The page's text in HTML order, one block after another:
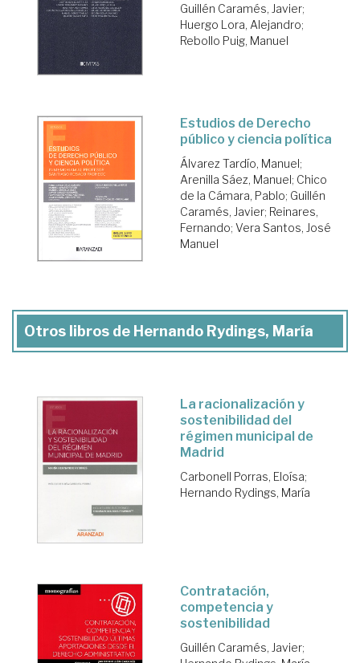
Guillén Caramés, Javier;
Huergo Lora, Alejandro;
Rebollo Puig, Manuel
Estudios de Derecho
público y ciencia política
Álvarez Tardío, Manuel;
Arenilla Sáez, Manuel; Chico
de la Cámara, Pablo; Guillén
Caramés, Javier; Reinares,
Fernando; Vera Santos, José
Manuel
Otros libros de Hernando Rydings, María
La racionalización y
sostenibilidad del
régimen municipal de
Madrid
Carbonell Porras, Eloísa;
Hernando Rydings, María
Contratación,
competencia y
sostenibilidad
Guillén Caramés, Javier;